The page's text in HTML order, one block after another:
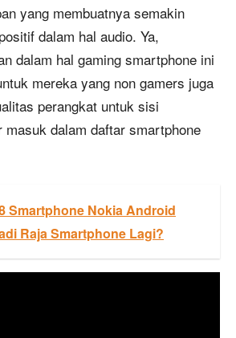
yang membuatnya semakin
dalam hal audio. Ya,
dalam hal gaming smartphone ini
mereka yang non gamers juga
perangkat untuk sisi
masuk dalam daftar smartphone
Smartphone Nokia Android
Raja Smartphone Lagi?